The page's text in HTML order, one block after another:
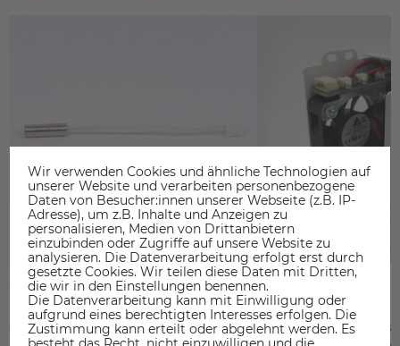
Craftbot Heizpatrone 24V 40 W
Extruder Lüfter links
Wir verwenden Cookies und ähnliche Technologien auf
unserer Website und verarbeiten personenbezogene
Daten von Besucher:innen unserer Webseite (z.B. IP-
Adresse), um z.B. Inhalte und Anzeigen zu
personalisieren, Medien von Drittanbietern
einzubinden oder Zugriffe auf unsere Website zu
analysieren. Die Datenverarbeitung erfolgt erst durch
gesetzte Cookies. Wir teilen diese Daten mit Dritten,
die wir in den Einstellungen benennen.
Die Datenverarbeitung kann mit Einwilligung oder
aufgrund eines berechtigten Interesses erfolgen. Die
Zustimmung kann erteilt oder abgelehnt werden. Es